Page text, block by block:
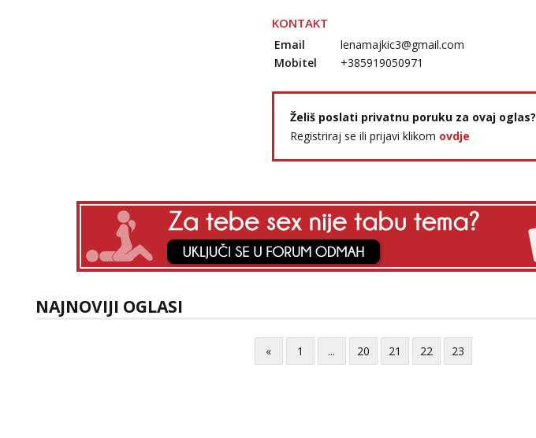
KONTAKT
Email
lenamajkic3@gmail.com
Mobitel
+385919050971
Želiš poslati privatnu poruku za ovaj oglas?
Registriraj se ili prijavi klikom ovdje
NAJNOVIJI OGLASI
« 1 ... 20 21 22 23